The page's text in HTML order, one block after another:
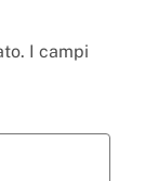
I campi